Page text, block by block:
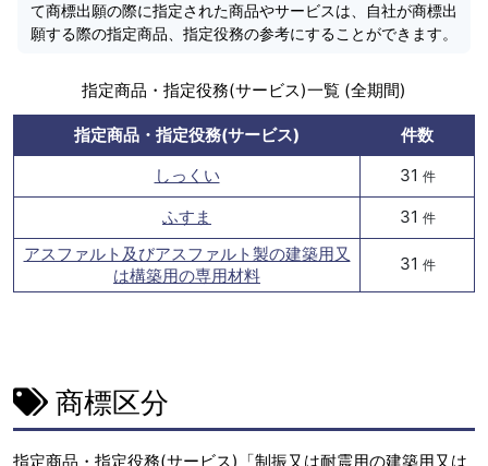
て商標出願の際に指定された商品やサービスは、自社が商標出
願する際の指定商品、指定役務の参考にすることができます。
指定商品・指定役務(サービス)一覧 (全期間)
指定商品・指定役務(サービス)
件数
しっくい
31 件
ふすま 31 件
アスファルト及びアスファルト製の建築用又
は構築用の専用材料
31 件
商標区分
指定商品・指定役務(サービス)「制振又は耐震用の建築用又は